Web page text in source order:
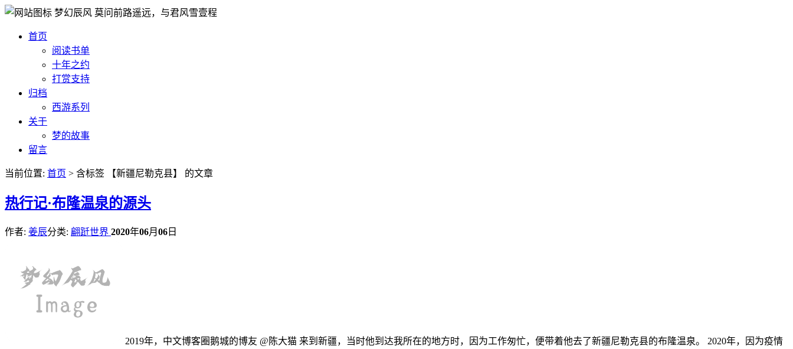
梦幻辰风 莫问前路遥远，与君风雪壹程
首页
阅读书单
十年之约
打赏支持
归档
西游系列
关于
梦的故事
留言
当前位置: 首页 > 含标签 【新疆尼勒克县】 的文章
热行记·布隆温泉的源头
作者: 姜辰分类: 翩跹世界 2020年06月 06 日
2019年，中文博客圈鹅城的博友 @陈大猫 来到新疆，当时他到达我所在的地方时，因为工作匆忙，便带着他去了新疆尼勒克县的布隆温泉。 2020年，因为疫情